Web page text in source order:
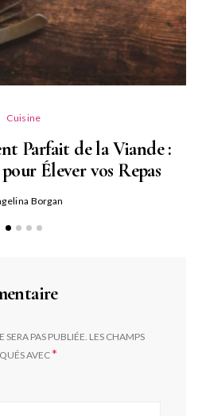
Cuisine
Parfait de la Viande :
Élever vos Repas
Borgan
PAS PUBLIÉE. LES CHAMPS
AVEC*